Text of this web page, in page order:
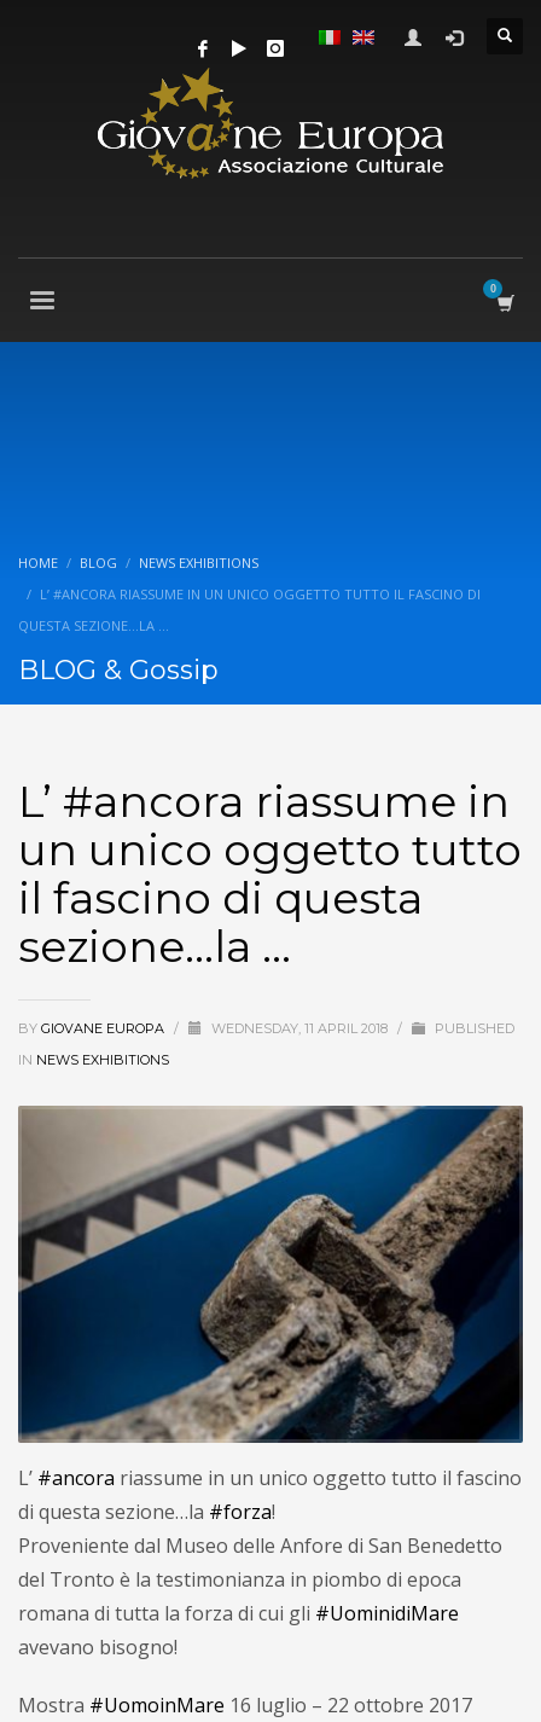
HOME BLOG
NEWS EXHIBITIONS
L’ #ANCORA RIASSUME IN UN UNICO OGGETTO TUTTO IL FASCINO DI
QUESTA SEZIONE…LA …
BLOG & Gossip
L’ #ancora riassume in
un unico oggetto tutto
il fascino di questa
sezione…la …
BY GIOVANE EUROPA / WEDNESDAY, 11 APRIL 2018 /
PUBLISHED
IN NEWS EXHIBITIONS
L’ #ancora riassume in un unico oggetto tutto il fascino
di questa sezione…la #forza!
Proveniente dal Museo delle Anfore di San Benedetto
del Tronto è la testimonianza in piombo di epoca
romana di tutta la forza di cui gli #UominidiMare
avevano bisogno!
Mostra #UomoinMare 16 luglio – 22 ottobre 2017